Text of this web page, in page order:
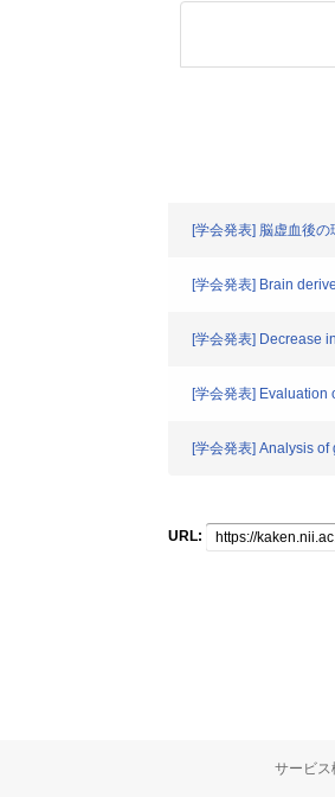
[学会発表] 脳虚血後
[学会発表] Brain
[学会発表] Decrease
[学会発表]
[学会発表] Analysis
URL:
サービス